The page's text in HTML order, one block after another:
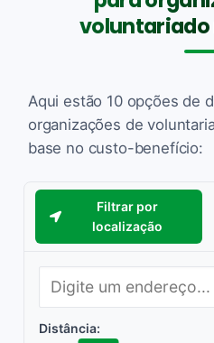
voluntariado
Aqui estão 10 opções de
organizações de
base no custo-benefício:
Filtrar por
localização
Distância: